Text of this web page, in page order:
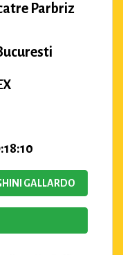
Parbriz
GALLARDO